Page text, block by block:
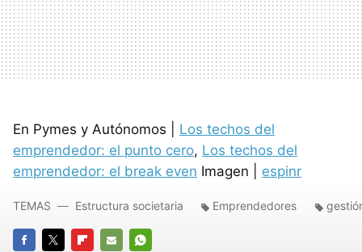
En Pymes y Autónomos | Los techos del
emprendedor: el punto cero, Los techos del
emprendedor: el break even Imagen | espinr
TEMAS Estructura societaria Emprendedores